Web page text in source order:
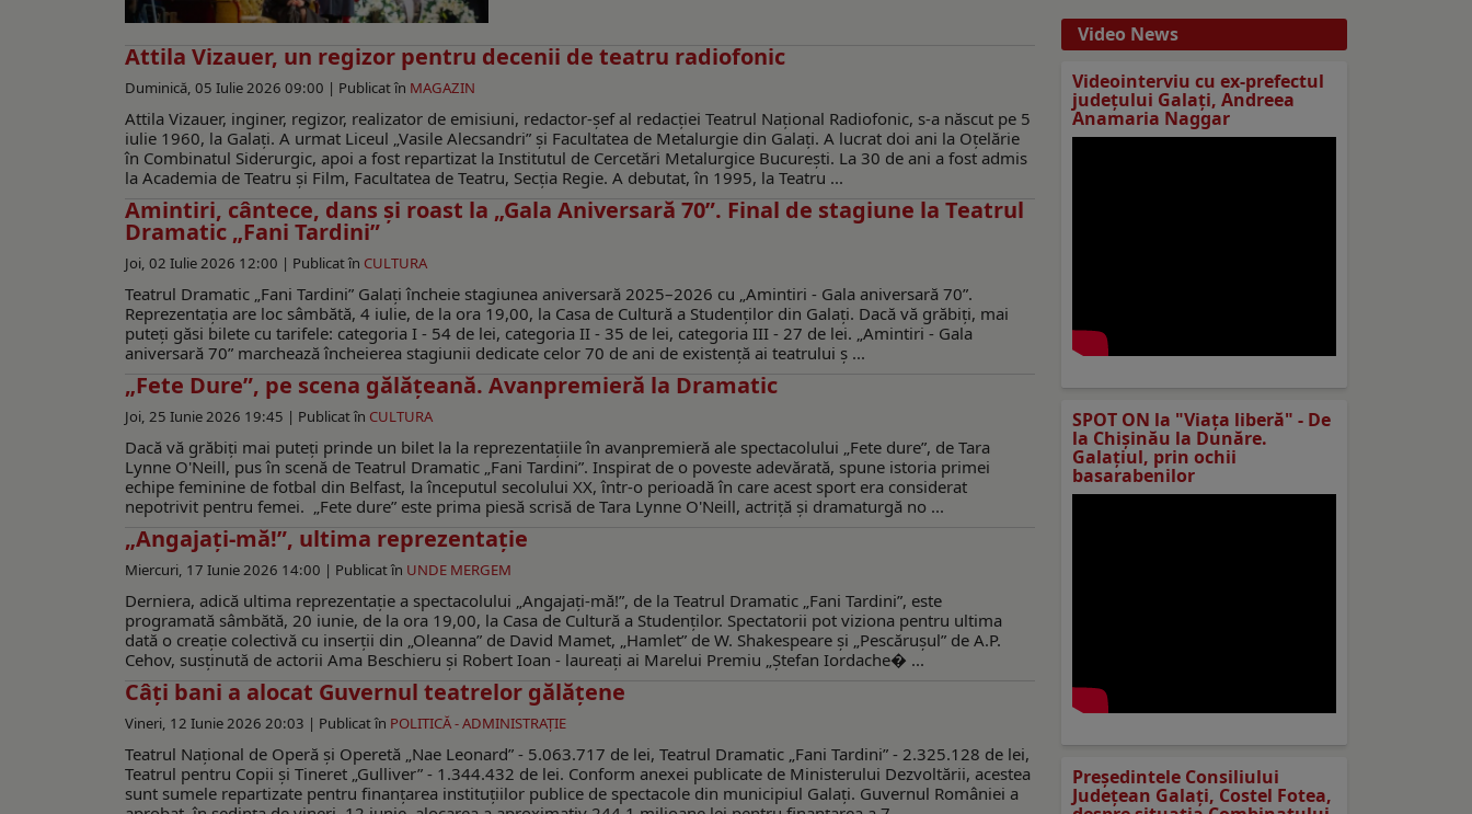
Attila Vizauer, un regizor pentru decenii de teatru radiofonic
Duminică, 05 Iulie 2026 09:00 | Publicat în MAGAZIN
Attila Vizauer, inginer, regizor, realizator de emisiuni, redactor-șef al redacției Teatrul Național Radiofonic, s-a născut pe 5
iulie 1960, la Galaţi. A urmat Liceul „Vasile Alecsandri” și Facultatea de Metalurgie din Galaţi. A lucrat doi ani la Oţelărie
în Combinatul Siderurgic, apoi a fost repartizat la Institutul de Cercetări Metalurgice Bucureşti. La 30 de ani a fost admis
la Academia de Teatru și Film, Facultatea de Teatru, Secţia Regie. A debutat, în 1995, la Teatru ...
Amintiri, cântece, dans şi roast la „Gala Aniversară 70”. Final de stagiune la Teatrul
Dramatic „Fani Tardini”
Joi, 02 Iulie 2026 12:00 | Publicat în CULTURA
Teatrul Dramatic „Fani Tardini” Galați încheie stagiunea aniversară 2025–2026 cu „Amintiri - Gala aniversară 70”.
Reprezentaţia are loc sâmbătă, 4 iulie, de la ora 19,00, la Casa de Cultură a Studenţilor din Galaţi. Dacă vă grăbiţi, mai
puteţi găsi bilete cu tarifele: categoria I - 54 de lei, categoria II - 35 de lei, categoria III - 27 de lei. „Amintiri - Gala
aniversară 70” marchează încheierea stagiunii dedicate celor 70 de ani de existență ai teatrului ș ...
„Fete Dure”, pe scena gălățeană. Avanpremieră la Dramatic
Joi, 25 Iunie 2026 19:45 | Publicat în CULTURA
Dacă vă grăbiți mai puteți prinde un bilet la la reprezentațiile în avanpremieră ale spectacolului „Fete dure”, de Tara
Lynne O'Neill, pus în scenă de Teatrul Dramatic „Fani Tardini”. Inspirat de o poveste adevărată, spune istoria primei
echipe feminine de fotbal din Belfast, la începutul secolului XX, într-o perioadă în care acest sport era considerat
nepotrivit pentru femei. „Fete dure” este prima piesă scrisă de Tara Lynne O'Neill, actriță și dramaturgă no ...
„Angajați-mă!”, ultima reprezentație
Miercuri, 17 Iunie 2026 14:00 | Publicat în UNDE MERGEM
Derniera, adică ultima reprezentație a spectacolului „Angajați-mă!”, de la Teatrul Dramatic „Fani Tardini”, este
programată sâmbătă, 20 iunie, de la ora 19,00, la Casa de Cultură a Studenților. Spectatorii pot viziona pentru ultima
dată o creație colectivă cu inserții din „Oleanna” de David Mamet, „Hamlet” de W. Shakespeare și „Pescărușul” de A.P.
Cehov, susţinută de actorii Ama Beschieru și Robert Ioan - laureați ai Marelui Premiu „Ştefan Iordache� ...
Câţi bani a alocat Guvernul teatrelor gălăţene
Vineri, 12 Iunie 2026 20:03 | Publicat în POLITICĂ - ADMINISTRAŢIE
Teatrul Național de Operă și Operetă „Nae Leonard” - 5.063.717 de lei, Teatrul Dramatic „Fani Tardini” - 2.325.128 de lei,
Teatrul pentru Copii și Tineret „Gulliver” - 1.344.432 de lei. Conform anexei publicate de Ministerului Dezvoltării, acestea
sunt sumele repartizate pentru finanţarea instituțiilor publice de spectacole din municipiul Galaţi. Guvernul României a
Video News
Videointerviu cu ex-prefectul
judeţului Galaţi, Andreea
Anamaria Naggar
SPOT ON la "Viaţa liberă" - De
la Chișinău la Dunăre.
Galațiul, prin ochii
basarabenilor
Preşedintele Consiliului
Judeţean Galaţi, Costel Fotea,